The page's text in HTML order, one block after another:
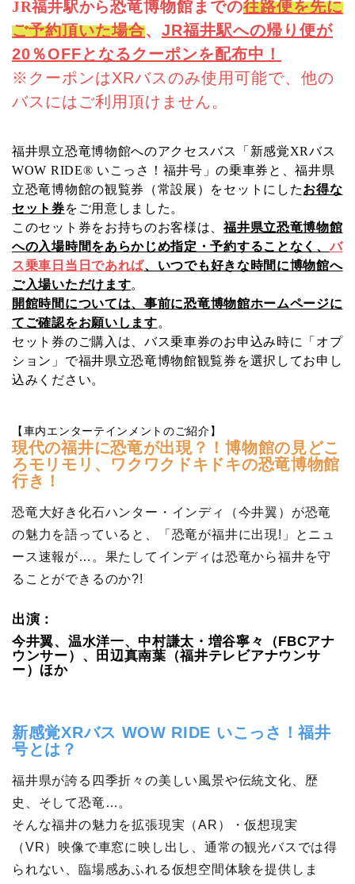
JR福井駅から恐竜博物館までの往路便を先に
ご予約頂いた場合、 JR福井駅への帰り便が
20％OFFとなるクーポンを配布中！
※クーポンはXRバスのみ使用可能で、他の
バスにはご利用頂けません。
福井県立恐竜博物館へのアクセスバス「新感覚XRバス
WOW RIDE® いこっさ！福井号」の乗車券と、福井県
立恐竜博物館の観覧券（常設展）をセットにしたお得な
セット券をご用意しました。
このセット券をお持ちのお客様は、福井県立恐竜博物館
への入場時間をあらかじめ指定・予約することなく、 バ
ス乗車日当日であれば、いつでも好きな時間に博物館へ
ご入場いただけます。
開館時間については、事前に恐竜博物館ホームページに
てご確認をお願いします。
セット券のご購入は、バス乗車券のお申込み時に「オプ
ション」で福井県立恐竜博物館観覧券を選択してお申し
込みください。
【車内エンターテインメントのご紹介】
現代の福井に恐竜が出現？！博物館の見どこ
ろモリモリ、ワクワクドキドキの恐竜博物館
行き！
恐竜大好き化石ハンター・インディ（今井翼）が恐竜
の魅力を語っていると、「恐竜が福井に出現!」とニュ
ース速報が…。果たしてインディは恐竜から福井を守
ることができるのか?!
出演：
今井翼、温水洋一、中村謙太・増谷寧々（FBCアナ
ウンサー）、田辺真南葉（福井テレビアナウンサ
ー）ほか
新感覚XRバス WOW RIDE いこっさ！福井
号とは？
福井県が誇る四季折々の美しい風景や伝統文化、歴
史、そして恐竜…。
そんな福井の魅力を拡張現実（AR）・仮想現実
（VR）映像で車窓に映し出し、通常の観光バスでは得
られない、臨場感あふれる仮想空間体験を提供しま